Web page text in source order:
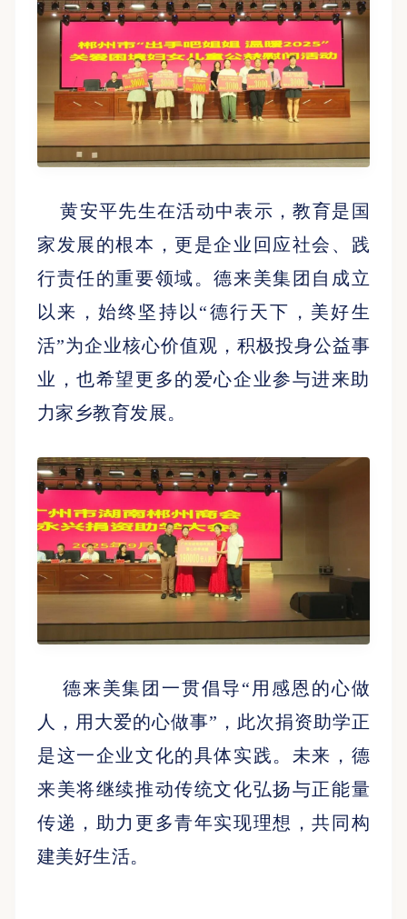
黄安平先生在活动中表示，教育是国
家发展的根本，更是企业回应社会、践
行责任的重要领域。德来美集团自成立
以来，始终坚持以 “德行天下，美好生
活”为企业核心价值观，积极投身公益事
业 ，也希望更多的爱心企业参与进来助
力家乡教育发展。
德来美集团一贯倡导“用感恩的心做
人，用大爱的心做事”，此次捐资助学正
是这一企业文化的具体实践。未来，德
来美将继续推动传统文化弘扬与正能量
传递，助力更多青年实现理想，共同构
建美好生活。